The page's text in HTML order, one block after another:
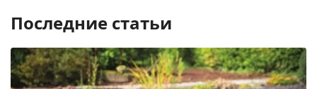
Последние статьи